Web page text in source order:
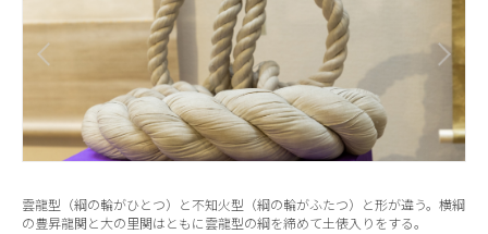
雲龍型（綱の輪がひとつ）と不知火型（綱の輪がふたつ）と形が違う。横綱
の豊昇龍関と大の里関はともに雲龍型の綱を締めて土俵入りをする。